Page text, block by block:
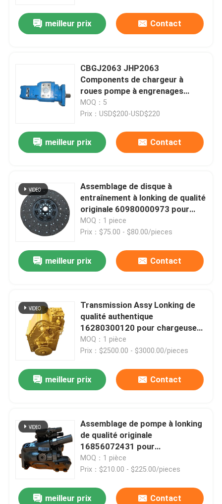
meilleur prix Contact
CBGJ2063 JHP2063
Components de chargeur à
roues pompe à engrenages
hydrauliques pour Liugong
MOQ：5
Prix：USD$200-USD$220
meilleur prix Contact
Assemblage de disque à
entraînement à lonking de qualité
originale 60980000973 pour
chargeur à roues
MOQ：1 piece
Prix：$75.00 - $80.00/pieces
meilleur prix Contact
Transmission Assy Lonking de
qualité authentique
16280300120 pour chargeuse
sur pneus CDM835
MOQ：1 pièce
Prix：$2500.00 - $3000.00/pieces
meilleur prix Contact
Assemblage de pompe à lonking
de qualité originale
16856072431 pour
remplacement de chargeur à
roues
MOQ：1 pièce
Prix：$210.00 - $225.00/pieces
meilleur prix Contact